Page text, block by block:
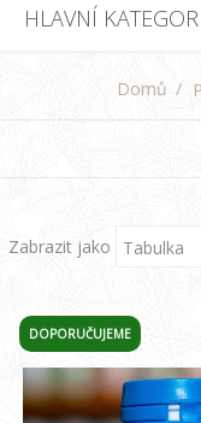
HLAVNÍ
Domů /
Zabrazit jako Tabulka
DOPORUČUJEME